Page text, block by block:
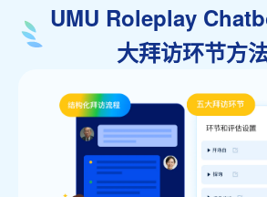
UMU Roleplay
大拜访环节方